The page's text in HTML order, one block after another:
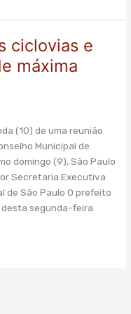
ciclovias e
máxima
(10) de uma reunião
Municipal de
domingo (9), São Paulo
Secretaria Executiva
de São Paulo O prefeito
desta segunda-feira